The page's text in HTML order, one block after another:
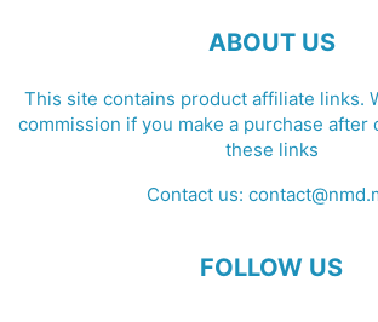
ABOUT US
This site contains product affiliate links.
commission if you make a purchase after
these links
Contact us:
FOLLOW US